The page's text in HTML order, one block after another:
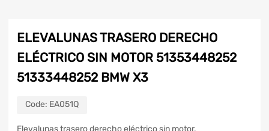
ELEVALUNAS TRASERO DERECHO
ELÉCTRICO SIN MOTOR 51353448252
51333448252 BMW X3
Code: EA051Q
Elevalunas trasero derecho eléctrico sin motor.